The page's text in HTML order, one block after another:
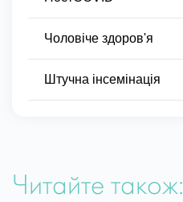
Чоловіче здоров'я
Штучна інсемінація
Читайте також: